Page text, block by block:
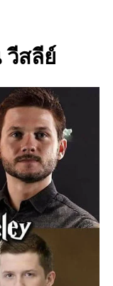
วีสลีย์